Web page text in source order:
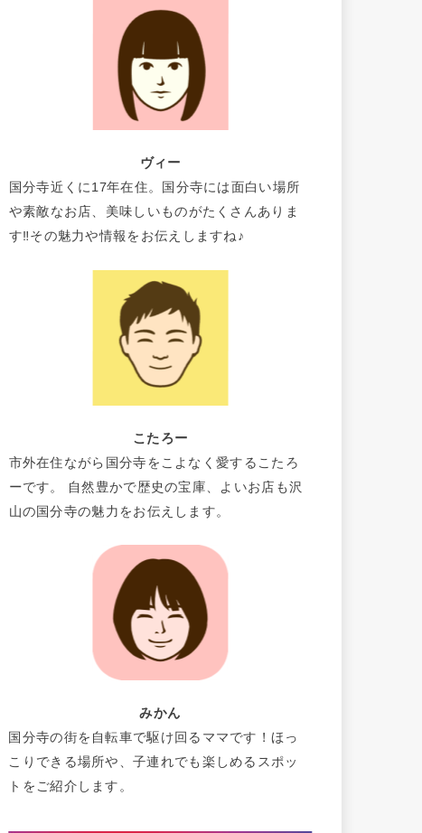
ヴィー
国分寺近くに17年在住。国分寺には面白い場所
や素敵なお店、美味しいものがたくさんありま
す‼その魅力や情報をお伝えしますね♪
こたろー
市外在住ながら国分寺をこよなく愛するこたろ
ーです。 自然豊かで歴史の宝庫、よいお店も沢
山の国分寺の魅力をお伝えします。
みかん
国分寺の街を自転車で駆け回るママです！ほっ
こりできる場所や、子連れでも楽しめるスポッ
トをご紹介します。